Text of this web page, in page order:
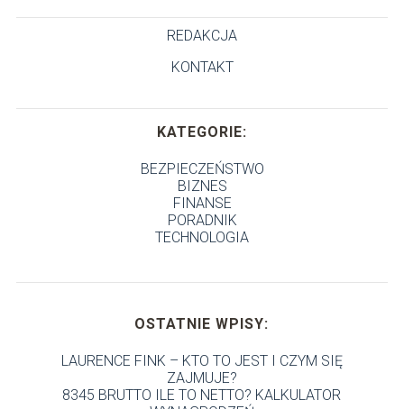
REDAKCJA
KONTAKT
KATEGORIE:
BEZPIECZEŃSTWO
BIZNES
FINANSE
PORADNIK
TECHNOLOGIA
OSTATNIE WPISY:
LAURENCE FINK – KTO TO JEST I CZYM SIĘ
ZAJMUJE?
8345 BRUTTO ILE TO NETTO? KALKULATOR